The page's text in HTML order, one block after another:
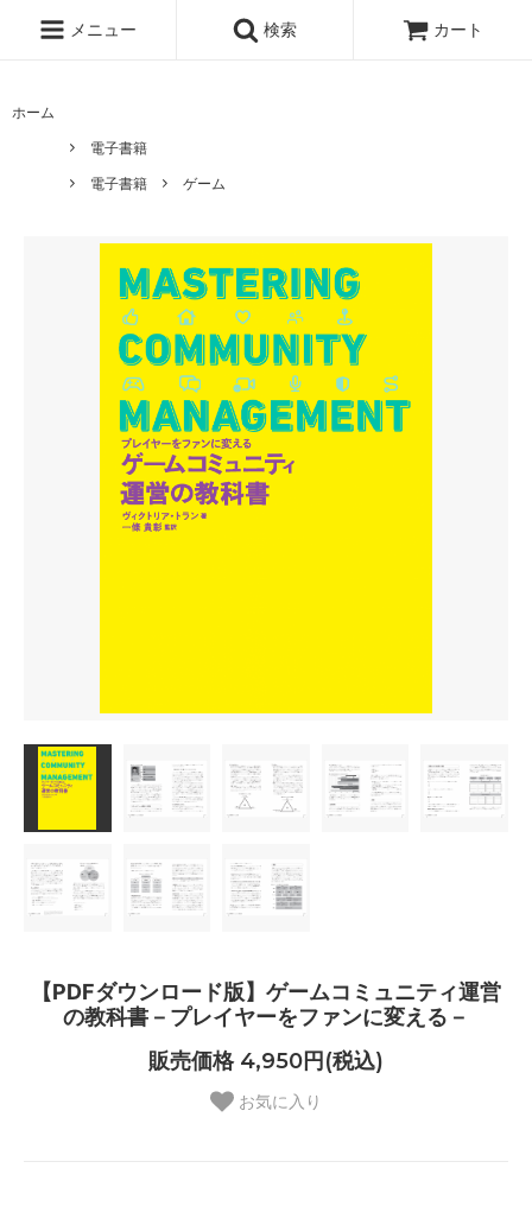
メニュー 検索 カート
ホーム
電子書籍
電子書籍
ゲーム
【PDFダウンロード版】ゲームコミュニティ運営
の教科書－プレイヤーをファンに変える－
販売価格 4,950円(税込)
お気に入り